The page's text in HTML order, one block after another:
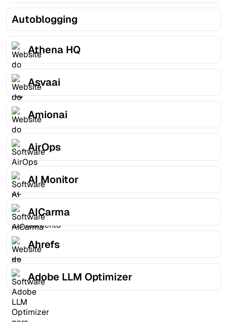
Autoblogging
Athena HQ
Asvaai
Amionai
AirOps
AI Monitor
AICarma
Ahrefs
Adobe LLM Optimizer